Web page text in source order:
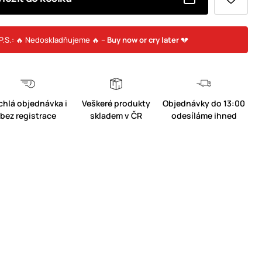
🔥 Nedoskladňujeme 🔥 – Buy now or cry later💔
objednávka i
bez registrace
Veškeré produkty
skladem v ČR
Objednávky do 13:00
odesíláme ihned